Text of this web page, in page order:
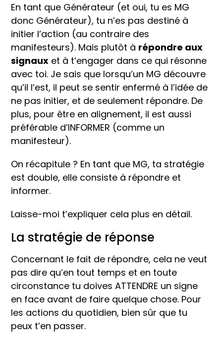
En tant que Générateur (et oui, tu es MG
donc Générateur), tu n’es pas destiné à
initier l’action (au contraire des
manifesteurs). Mais plutôt à répondre aux
signaux et à t’engager dans ce qui résonne
avec toi. Je sais que lorsqu’un MG découvre
qu’il l’est, il peut se sentir enfermé à l’idée de
ne pas initier, et de seulement répondre. De
plus, pour être en alignement, il est aussi
préférable d’INFORMER (comme un
manifesteur).
On récapitule ? En tant que MG, ta stratégie
est double, elle consiste à répondre et
informer.
Laisse-moi t’expliquer cela plus en détail.
La stratégie de réponse
Concernant le fait de répondre, cela ne veut
pas dire qu’en tout temps et en toute
circonstance tu doives ATTENDRE un signe
en face avant de faire quelque chose. Pour
les actions du quotidien, bien sûr que tu
peux t’en passer.